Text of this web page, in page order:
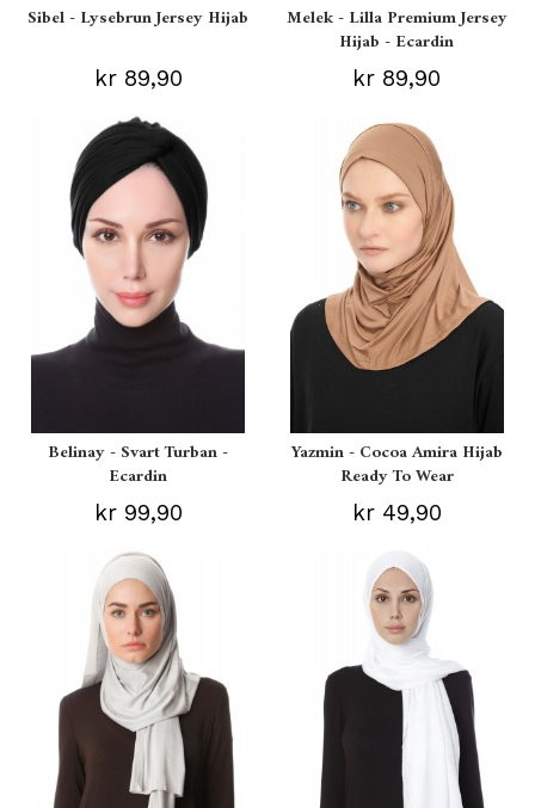
Sibel - Lysebrun Jersey Hijab
kr 89,90
Melek - Lilla Premium Jersey
Hijab - Ecardin
kr 89,90
Belinay - Svart Turban -
Ecardin
kr 99,90
Yazmin - Cocoa Amira Hijab
Ready To Wear
kr 49,90